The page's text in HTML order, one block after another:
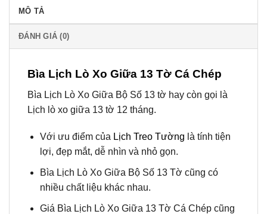
MÔ TẢ
ĐÁNH GIÁ (0)
Bìa Lịch Lò Xo Giữa 13 Tờ Cá Chép
Bìa Lịch Lò Xo Giữa Bộ Số 13 tờ hay còn gọi là
Lịch lò xo giữa 13 tờ 12 tháng.
Với ưu điểm của Lịch Treo Tường là tính tiện
lợi, đẹp mắt, dễ nhìn và nhỏ gọn.
Bìa Lịch Lò Xo Giữa Bộ Số 13 Tờ cũng có
nhiều chất liệu khác nhau.
Giá Bìa Lịch Lò Xo Giữa 13 Tờ Cá Chép cũng